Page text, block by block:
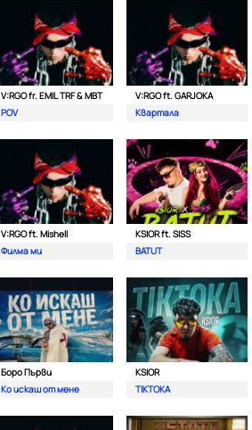
V:RGO fr. EMIL TRF & MBT
POV
V:RGO ft. GARJOKA
Квартала
V:RGO ft. Mishell
Филма ми
KSIOR ft. SISS
BATUT
Боро Първи
Ко искаш от мене
KSIOR
TIKTOKA